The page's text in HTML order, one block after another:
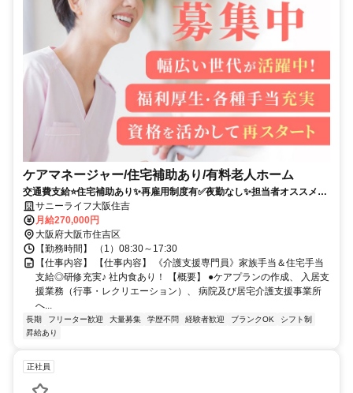
ケアマネージャー/住宅補助あり/有料老人ホーム
交通費支給⭐️住宅補助あり✨再雇用制度有✅️夜勤なし✨担当者オススメ⭕️
研修支援有✨駅チカ
サニーライフ大阪住吉
月給270,000円
大阪府大阪市住吉区
【勤務時間】 （1）08:30～17:30
【仕事内容】 【仕事内容】 《介護支援専門員》家族手当＆住宅手当
支給◎研修充実♪ 社内食あり！ 【概要】 ●ケアプランの作成、 入居支
援業務（行事・レクリエーション）、 病院及び居宅介護支援事業所
へ...
長期 フリーター歓迎 大量募集 学歴不問 経験者歓迎 ブランクOK
シフト制
昇給あり
正社員